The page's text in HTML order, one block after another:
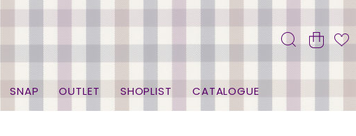
SNAP OUTLET SHOPLIST CATALOGUE